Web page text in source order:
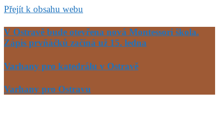
Přejít k obsahu webu
V Ostravě bude otevřena nová Montessori škola.
Zápis prvňáčků začíná už 15. ledna
Varhany pro katedrálu v Ostravě
Varhany pro Ostravu